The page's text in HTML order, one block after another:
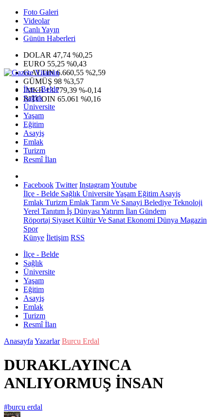
Foto Galeri
Videolar
Canlı Yayın
Günün Haberleri
DOLAR 47,74 %0,25
EURO 55,25 %0,43
G.ALTIN6.660,55 %2,59
GÜMÜŞ 98 %3,57
IMKB13.779,39 %-0,14
BITCOIN 65.061 %0,16
İlçe - Belde
Sağlık
Üniversite
Yaşam
Eğitim
Asayiş
Emlak
Turizm
Resmî İlan
Facebook Twitter InstagramYoutube
İlçe - Belde Sağlık ÜniversiteYaşam Eğitim Asayiş
Emlak Turizm Emlak Tarım Ve Sanayi Belediye Teknoloji
Yerel Tanıtım İş Dünyası Yatırım İlan Gündem
Röportaj Siyaset Kültür Ve Sanat Ekonomi Dünya Magazin
Spor
Künye İletişim RSS
İlçe - Belde
Sağlık
Üniversite
Yaşam
Eğitim
Asayiş
Emlak
Turizm
Resmî İlan
Anasayfa Yazarlar Burcu Erdal
DURAKLAYINCA
ANLIYORMUŞ İNSAN
#burcu erdal